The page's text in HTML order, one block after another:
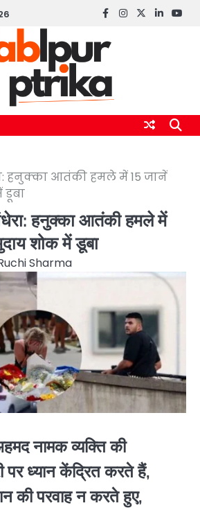
Facebook
instagram
twitterlinkedin
हनुक्का आतंकी हमले में 15 जानें
हनुक्का आतंकी हमले में
शोक में डूबा
Sharma
नामक व्यक्ति की
पर ध्यान केंद्रित करते हैं,
की परवाह न करते हुए,